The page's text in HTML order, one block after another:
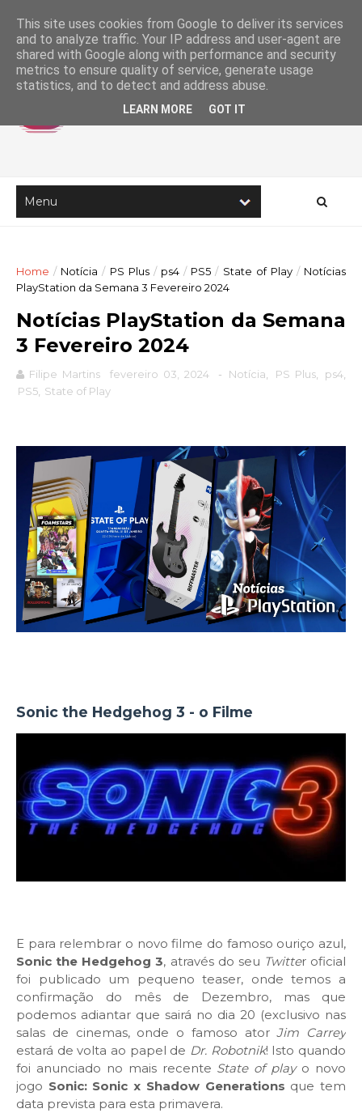
Home / Notícia / PS Plus / ps4 / PS5 / State of Play / Notícias
PlayStation da Semana 3 Fevereiro 2024
Notícias PlayStation da Semana
3 Fevereiro 2024
Filipe Martins fevereiro 03, 2024 - Notícia PS Plus, ps4
PS5 State of Play
Sonic the Hedgehog 3 - o Filme
E para relembrar o novo filme do famoso ouriço azul,
Sonic the Hedgehog 3, através do seu Twitter oficial
foi publicado um pequeno teaser, onde temos a
confirmação do mês de Dezembro, mas que
podemos adiantar que sairá no dia 20 (exclusivo nas
salas de cinemas, onde o famoso atorJim Carrey
estará de volta ao papel de Dr. Robotnik! Isto quando
foi anunciado no mais recente State of playo novo
jogo Sonic: Sonic x Shadow Generations que tem
data prevista para esta primavera.
This site uses cookies from Google to deliver its services
and to analyze traffic. Your IP address and user-agent are
shared with Google along with performance and security
metrics to ensure quality of service, generate usage
statistics, and to detect and address abuse.
LEARN MORE GOT IT